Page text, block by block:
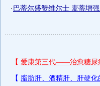
·巴蒂尔盛赞维尔士 麦蒂增